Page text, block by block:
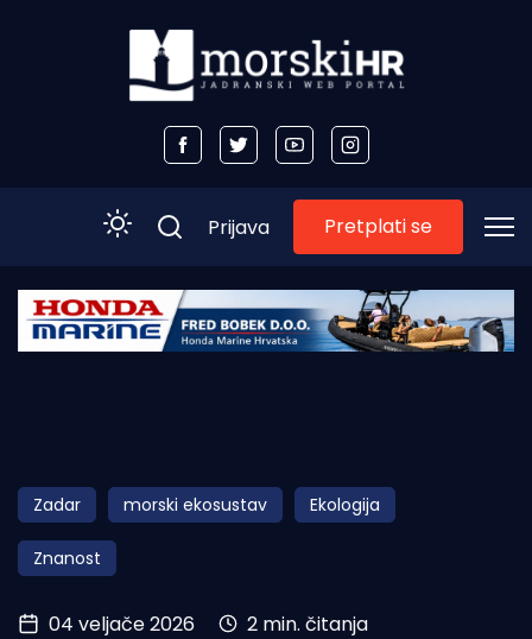
Početna
Obala
Otoci
Turizam i nautika
Pomorstvo
Prijava Pretplati se
Zadar morski ekosustav Ekologija
Znanost
04 veljače 2026 2 min. čitanja